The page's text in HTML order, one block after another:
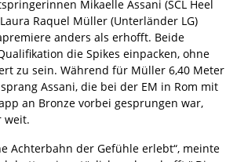
Mikaelle Assani (SCL Heel
Raquel Müller (Unterländer LG)
anders als erhofft. Beide
die Spikes einpacken, ohne
zu sein. Während für Müller 6,40 Meter
Assani, die bei der EM in Rom mit
an Bronze vorbei gesprungen war,
weit.
Achterbahn der Gefühle erlebt“, meinte